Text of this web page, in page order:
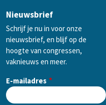
Nieuwsbrief
Schrijf je nu in voor onze
nieuwsbrief, en blijf op de
hoogte van congressen,
vaknieuws en meer.
E-mailadres